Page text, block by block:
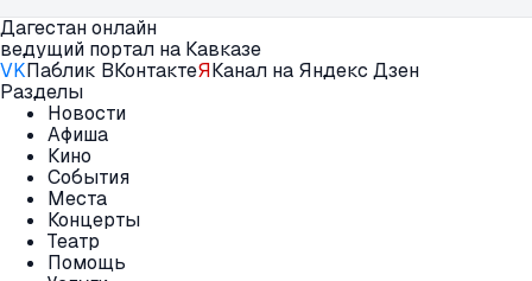
Дагестан онлайн
ведущий портал на Кавказе
VKПаблик ВКонтактеЯКанал на Яндекс Дзен
Разделы
Новости
Афиша
Кино
События
Места
Концерты
Театр
Помощь